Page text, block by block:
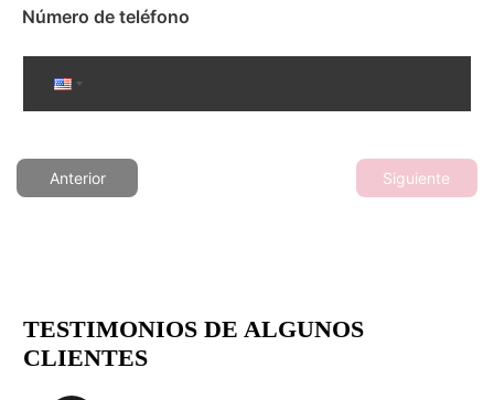
Número de teléfono
Anterior Siguiente
TESTIMONIOS DE ALGUNOS
CLIENTES